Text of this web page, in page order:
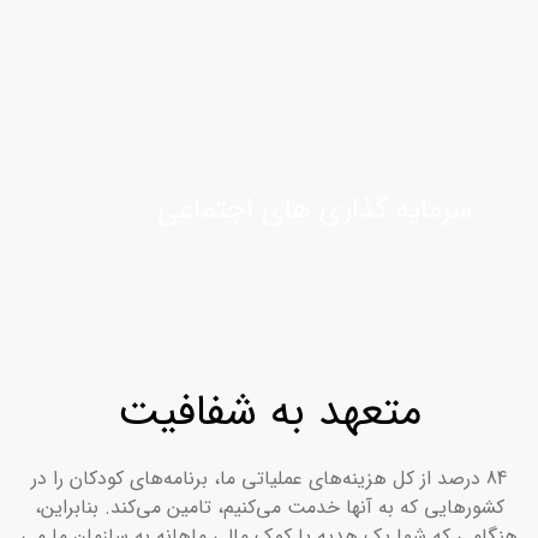
متعهد به شفافیت
84 درصد از کل هزینه‌های عملیاتی ما، برنامه‌های کودکان را در
کشورهایی که به آنها خدمت می‌کنیم، تامین می‌کند. بنابراین،